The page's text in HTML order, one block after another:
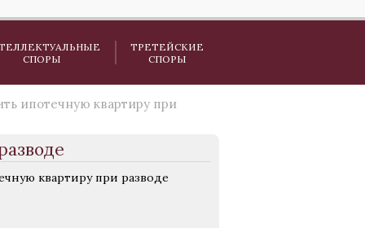
СПОРЫ
ТРЕТЕЙСКИЕ
СПОРЫ
ипотечную квартиру при
квартиру при разводе